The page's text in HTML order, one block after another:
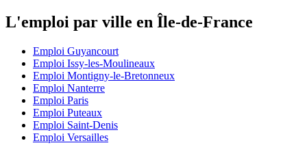
L'emploi par ville en Île-de-France
Emploi Guyancourt
Emploi Issy-les-Moulineaux
Emploi Montigny-le-Bretonneux
Emploi Nanterre
Emploi Paris
Emploi Puteaux
Emploi Saint-Denis
Emploi Versailles